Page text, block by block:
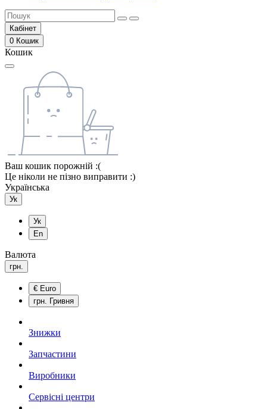
Кабінет
0 Кошик
Кошик
Ваш кошик порожній :(
Це ніколи не пізно виправити :)
Українська
Ук
Ук
En
Валюта
грн.
€ Euro
грн. Гривня
Знижки
Запчастини
Виробники
Сервісні центри